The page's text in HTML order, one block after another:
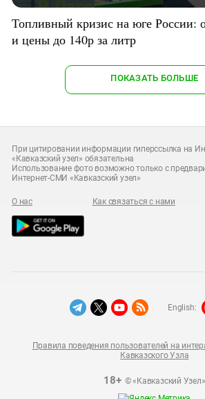
Топливный кризис на юге России:
и цены до 140р за литр
ПОКАЗАТЬ БОЛЬШЕ
При цитировании информации гиперссылка на
«Кавказский узел» обязательна
Использование фото возможно только с
Интернет-СМИ «Кавказский узел»
О нас Как связаться с нами
18+© «Кавказский Узел»
Правила поведения пользователей на
Кавказского Узла
English: